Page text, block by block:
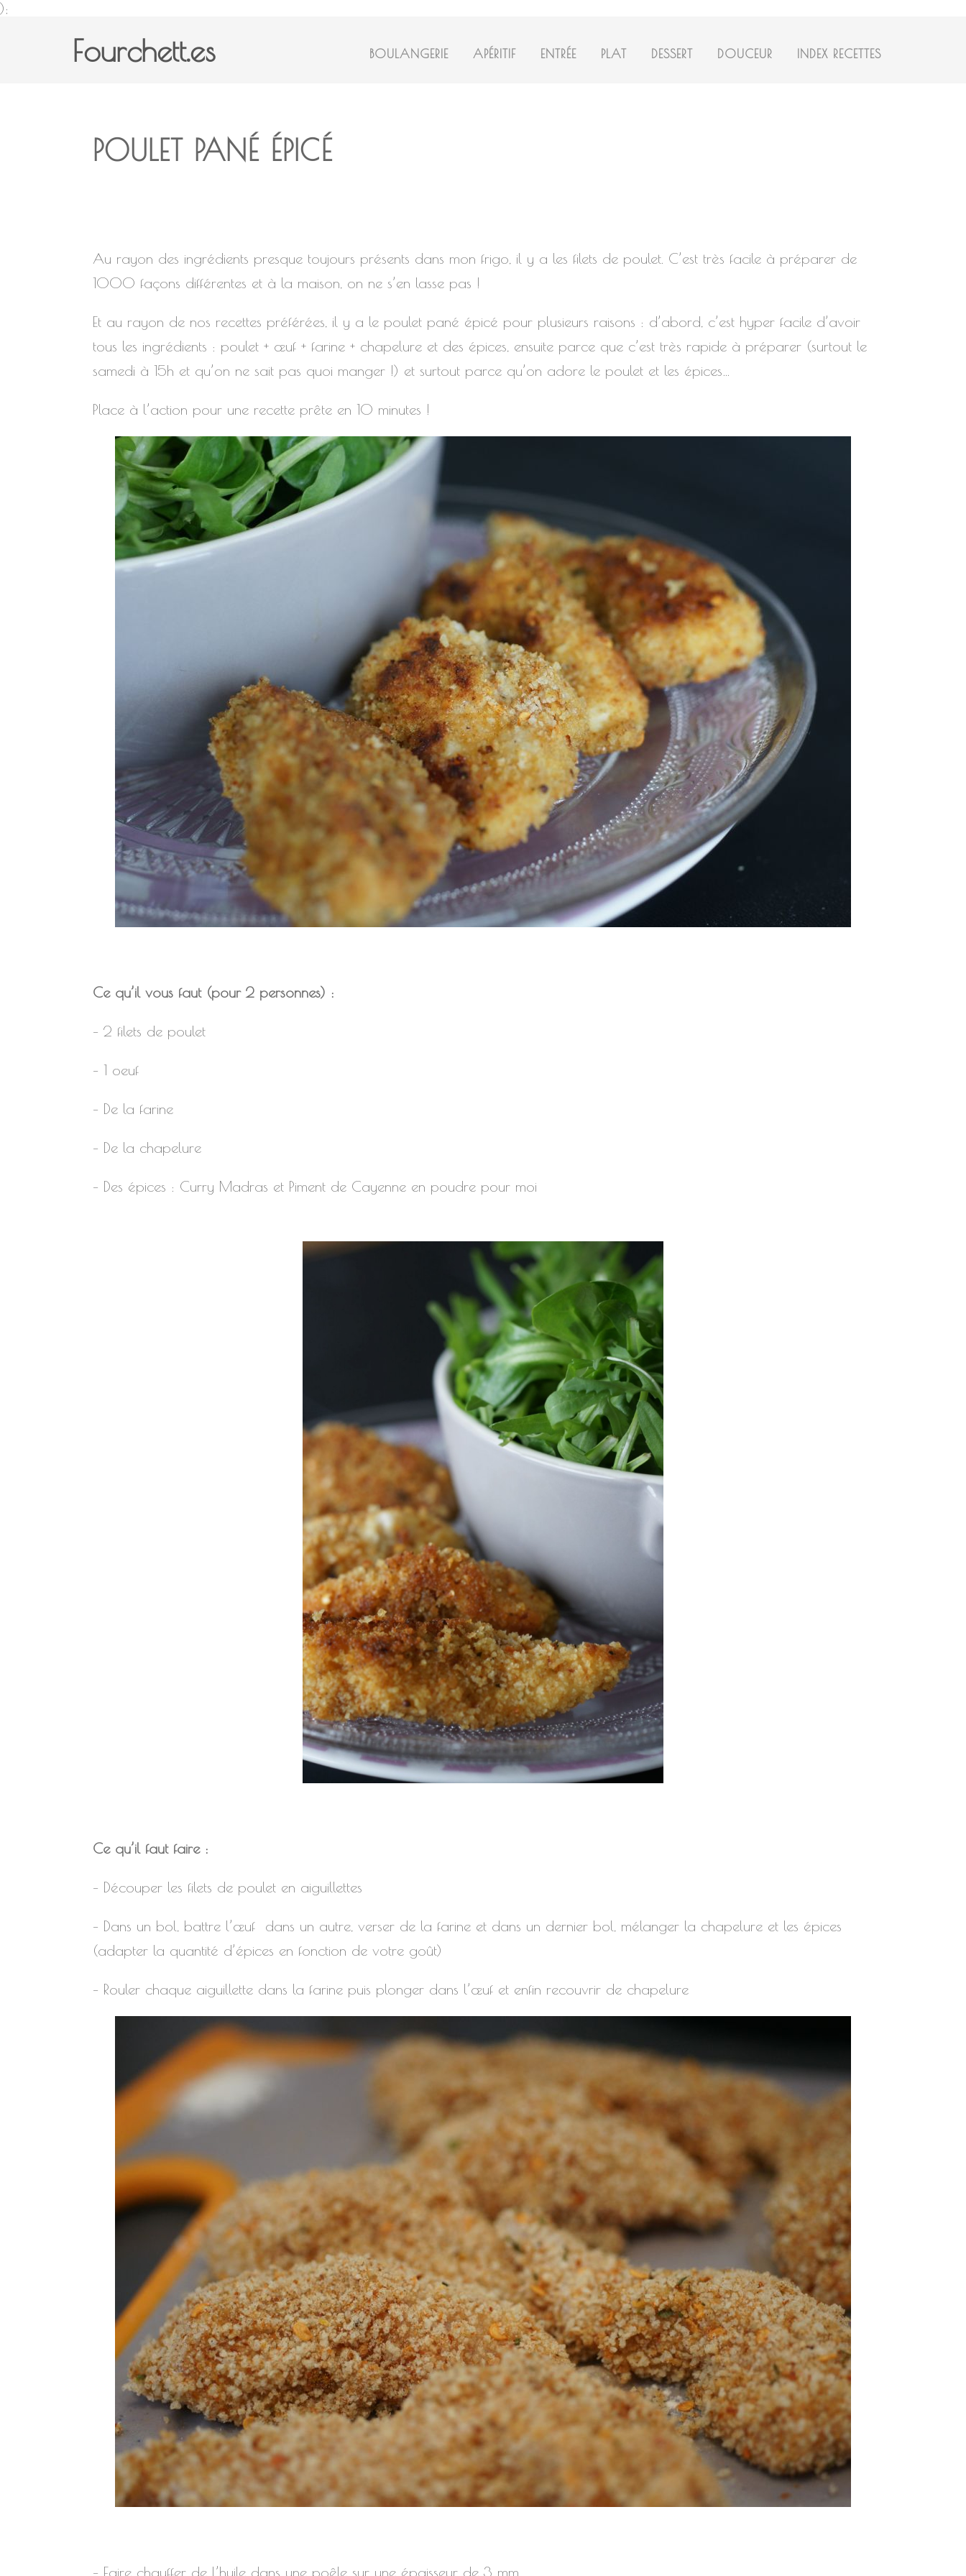
);
Fourchett.es BOULANGERIE APÉRITIF ENTRÉE PLAT DESSERT DOUCEUR INDEX RECETTES
POULET PANÉ ÉPICÉ
Au rayon des ingrédients presque toujours présents dans mon frigo, il y a les filets de poulet. C’est très facile à préparer de
1000 façons différentes et à la maison, on ne s’en lasse pas !
Et au rayon de nos recettes préférées, il y a le poulet pané épicé pour plusieurs raisons : d’abord, c’est hyper facile d’avoir
tous les ingrédients : poulet + œuf + farine + chapelure et des épices, ensuite parce que c’est très rapide à préparer (surtout le
samedi à 15h et qu’on ne sait pas quoi manger !) et surtout parce qu’on adore le poulet et les épices…
Place à l’action pour une recette prête en 10 minutes !
Ce qu’il vous faut (pour 2 personnes) :
– 2 filets de poulet
– 1 oeuf
– De la farine
– De la chapelure
– Des épices : Curry Madras et Piment de Cayenne en poudre pour moi
Ce qu’il faut faire :
– Découper les filets de poulet en aiguillettes
– Dans un bol, battre l’œuf dans un autre, verser de la farine et dans un dernier bol, mélanger la chapelure et les épices
(adapter la quantité d’épices en fonction de votre goût)
– Rouler chaque aiguillette dans la farine puis plonger dans l’œuf et enfin recouvrir de chapelure
– Faire chauffer de l’huile dans une poêle sur une épaisseur de 3 mm